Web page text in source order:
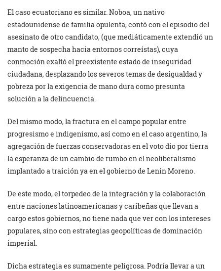
El caso ecuatoriano es similar. Noboa, un nativo
estadounidense de familia opulenta, contó con el episodio del
asesinato de otro candidato, (que mediáticamente extendió un
manto de sospecha hacia entornos correístas), cuya
conmoción exaltó el preexistente estado de inseguridad
ciudadana, desplazando los severos temas de desigualdad y
pobreza por la exigencia de mano dura como presunta
solución a la delincuencia.
Del mismo modo, la fractura en el campo popular entre
progresismo e indigenismo, así como en el caso argentino, la
agregación de fuerzas conservadoras en el voto dio por tierra
la esperanza de un cambio de rumbo en el neoliberalismo
implantado a traición ya en el gobierno de Lenin Moreno.
De este modo, el torpedeo de la integración y la colaboración
entre naciones latinoamericanas y caribeñas que llevan a
cargo estos gobiernos, no tiene nada que ver con los intereses
populares, sino con estrategias geopolíticas de dominación
imperial.
Dicha estrategia es sumamente peligrosa. Podría llevar a un